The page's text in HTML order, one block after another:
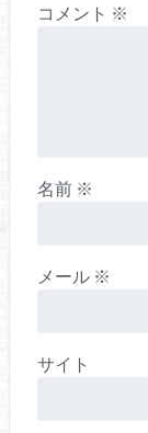
コメント ※
名前 ※
メール ※
サイト